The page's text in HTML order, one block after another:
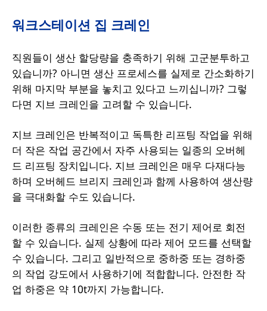
워크스테이션 집 크레인
직원들이 생산 할당량을 충족하기 위해 고군분투하고
있습니까? 아니면 생산 프로세스를 실제로 간소화하기
위해 마지막 부분을 놓치고 있다고 느끼십니까? 그렇
다면 지브 크레인을 고려할 수 있습니다.
지브 크레인은 반복적이고 독특한 리프팅 작업을 위해
더 작은 작업 공간에서 자주 사용되는 일종의 오버헤
드 리프팅 장치입니다. 지브 크레인은 매우 다재다능
하며 오버헤드 브리지 크레인과 함께 사용하여 생산량
을 극대화할 수도 있습니다.
이러한 종류의 크레인은 수동 또는 전기 제어로 회전
할 수 있습니다. 실제 상황에 따라 제어 모드를 선택할
수 있습니다. 그리고 일반적으로 중하중 또는 경하중
의 작업 강도에서 사용하기에 적합합니다. 안전한 작
업 하중은 약 10t까지 가능합니다.